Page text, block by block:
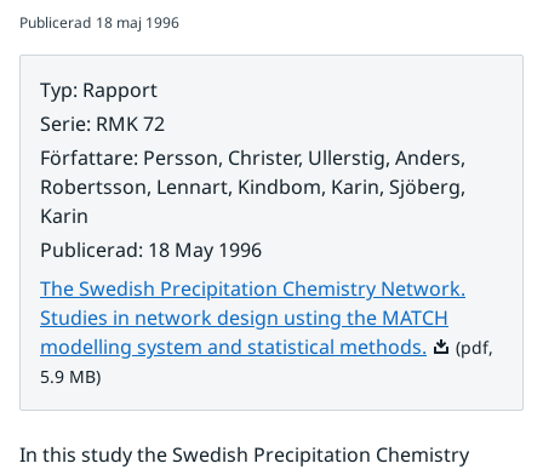
Publicerad 18 maj 1996
Typ: Rapport
Serie: RMK 72
Författare: Persson, Christer, Ullerstig, Anders,
Robertsson, Lennart, Kindbom, Karin, Sjöberg,
Karin
Publicerad: 18 May 1996
The Swedish Precipitation Chemistry Network.
Studies in network design usting the MATCH
modelling system and statistical methods. Pdf, 5.9 MB.
(pdf,
5.9 MB)
In this study the Swedish Precipitation Chemistry